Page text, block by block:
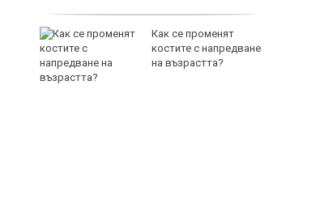
Как се променят
костите с напредване
на възрастта?